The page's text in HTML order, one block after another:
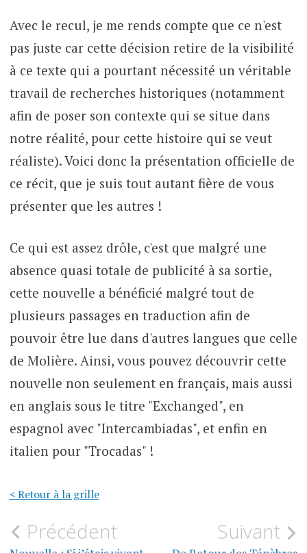
Avec le recul, je me rends compte que ce n'est
pas juste car cette décision retire de la visibilité
à ce texte qui a pourtant nécessité un véritable
travail de recherches historiques (notamment
afin de poser son contexte qui se situe dans
notre réalité, pour cette histoire qui se veut
réaliste). Voici donc la présentation officielle de
ce récit, que je suis tout autant fière de vous
présenter que les autres !
Ce qui est assez drôle, c'est que malgré une
absence quasi totale de publicité à sa sortie,
cette nouvelle a bénéficié malgré tout de
plusieurs passages en traduction afin de
pouvoir être lue dans d'autres langues que celle
de Molière. Ainsi, vous pouvez découvrir cette
nouvelle non seulement en français, mais aussi
en anglais sous le titre "Exchanged", en
espagnol avec "Intercambiadas", et enfin en
italien pour "Trocadas" !
< Retour à la grille
Navigation
Précédent Suivant